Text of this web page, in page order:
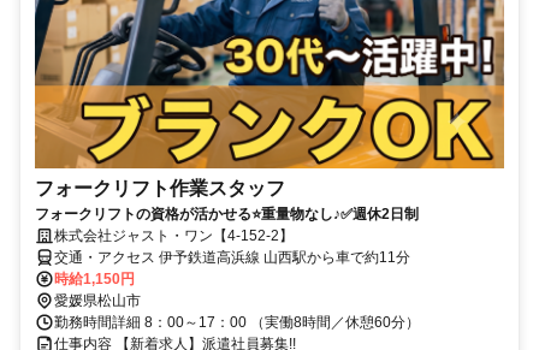
フォークリフト作業スタッフ
フォークリフトの資格が活かせる⭐️重量物なし♪✅週休2日制
株式会社ジャスト・ワン【4-152-2】
交通・アクセス 伊予鉄道高浜線 山西駅から車で約11分
時給1,150円
愛媛県松山市
勤務時間詳細 8：00～17：00 （実働8時間／休憩60分）
仕事内容 【新着求人】派遣社員募集!!